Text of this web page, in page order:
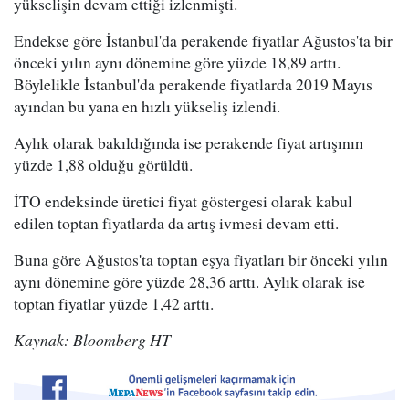
Endekse göre İstanbul'da perakende fiyatlar Ağustos'ta bir
önceki yılın aynı dönemine göre yüzde 18,89 arttı.
Böylelikle İstanbul'da perakende fiyatlarda 2019 Mayıs
ayından bu yana en hızlı yükseliş izlendi.
Aylık olarak bakıldığında ise perakende fiyat artışının
yüzde 1,88 olduğu görüldü.
İTO endeksinde üretici fiyat göstergesi olarak kabul
edilen toptan fiyatlarda da artış ivmesi devam etti.
Buna göre Ağustos'ta toptan eşya fiyatları bir önceki yılın
aynı dönemine göre yüzde 28,36 arttı. Aylık olarak ise
toptan fiyatlar yüzde 1,42 arttı.
Kaynak: Bloomberg HT